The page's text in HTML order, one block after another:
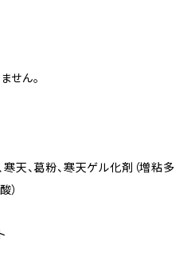
せん。
寒天、葛粉、寒天ゲル化剤（増粘多
）